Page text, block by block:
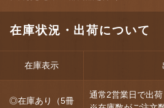
在庫状況・出荷について
在庫表示
◎在庫あり（5冊
通常2営業日で出荷